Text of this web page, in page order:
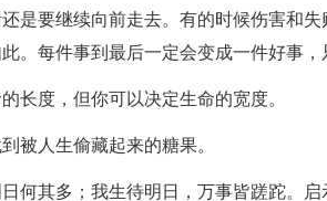
是要继续向前走去。有的时候伤害和
。每件事到最后一定会变成一件好事，
长度，但你可以决定生命的宽度。
被人生偷藏起来的糖果。
何其多；我生待明日，万事皆蹉跎。